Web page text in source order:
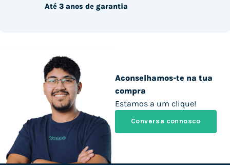
Aconselhamos-te na tua
compra
Estamos a um clique!
Conversa connosco
Até 3 anos de garantia